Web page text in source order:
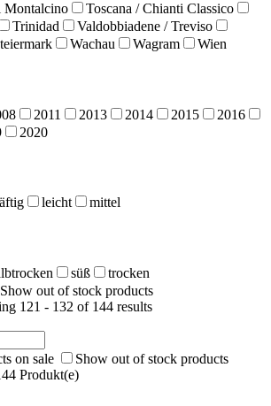
Montalcino
Toscana / Chianti Classico
Trinidad
Valdobbiadene / Treviso
Wachau Wagram Wien
2011 2013 2014 2015
2016
2020
leicht mittel
süß
trocken
Show out of stock products
121 - 132 of 144 results
on sale
Show out of stock products
Produkt(e)